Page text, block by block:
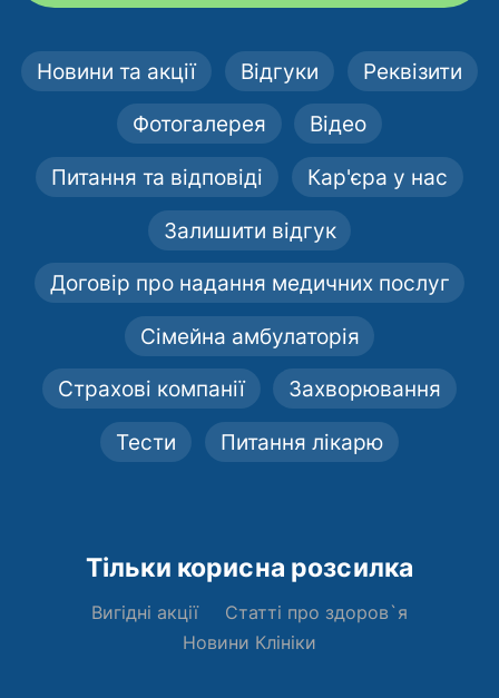
Новини та акції Відгуки Реквізити
Фотогалерея Відео
Питання та відповіді Кар'єра у нас
Залишити відгук
Договір про надання медичних послуг
Сімейна амбулаторія
Страхові компанії Захворювання
Тести Питання лікарю
Тільки корисна розсилка
Вигідні акції
Статті про здоров`я
Новини Клініки